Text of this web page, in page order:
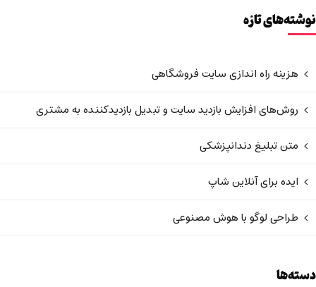
نوشته‌های تازه
هزینه راه اندازی سایت فروشگاهی
روش‌های افزایش بازدید سایت و تبدیل بازدیدکننده به مشتری
متن تبلیغ دندانپزشکی
ایده برای آنلاین شاپ
طراحی لوگو با هوش مصنوعی
دسته‌ها